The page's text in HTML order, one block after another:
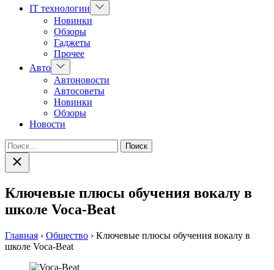
IT технологии
Показать
подменю
Новинки
Обзоры
Гаджеты
Прочее
Авто Показать
подменю
Автоновости
Автосоветы
Новинки
Обзоры
Новости
Найти:
Закрыть
поиск
Ключевые плюсы обучения вокалу в
школе Voca-Beat
Главная › Общество › Ключевые плюсы обучения вокалу в
школе Voca-Beat